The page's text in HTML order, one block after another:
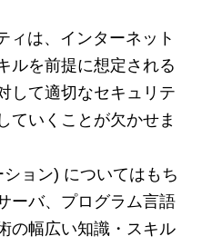
ィは、インターネット
ルを前提に想定される
して適切なセキュリテ
ていくことが欠かせま
ョン) についてはもち
ーバ、プログラム言語
の幅広い知識・スキル